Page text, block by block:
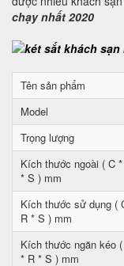
chạy nhất 2020
Tên sản phẩm
Model
Trọng lượng
Kích thước ngoài ( C
* S ) mm
Kích thước sử dụng (
R * S ) mm
Kích thước ngăn kéo
* R * S ) mm